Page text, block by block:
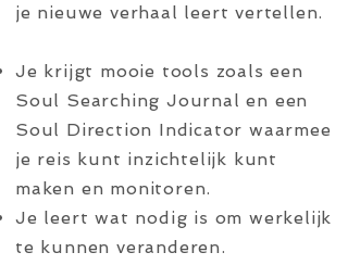
je nieuwe verhaal leert vertellen.
Je krijgt mooie tools zoals een
Soul Searching Journal en een
Soul Direction Indicator waarmee
je reis kunt inzichtelijk kunt
maken en monitoren.
Je leert wat nodig is om werkelijk
te kunnen veranderen.